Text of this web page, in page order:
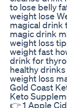
to lose belly
weight lose
magical drink
magic drink
weight loss
weight fast
drink for
healthy
weight loss
Gold Coast
Keto
👉 1 Apple